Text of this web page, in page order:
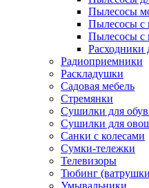
Пылесосы
Пылесосы с
Пылесосы с
Расходники
Радиоприемники
Раскладушки
Садовая мебель
Стремянки
Сушилки для
Сушилки для
Санки с колесами
Сумки-тележки
Телевизоры
Тюбинг
Умывальники